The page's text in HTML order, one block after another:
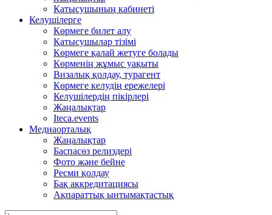
Қатысушының кабинеті
Келушілерге
Көрмеге билет алу
Қатысушылар тізімі
Көрмеге қалай жетуге болады
Көрменің жұмыс уақыты
Визалық қолдау, турагент
Көрмеге келудің ережелері
Келушілердің пікірлері
Жаңалықтар
Iteca.events
Медиаорталық
Жаңалықтар
Баспасөз релиздері
Фото және бейне
Ресми қолдау
Бақ аккредитациясы
Ақпараттық ынтымақтастық